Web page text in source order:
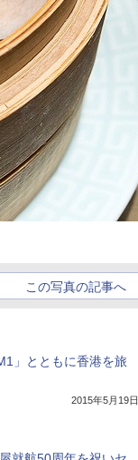
この写真の記事へ
」とともに香港を旅
2015年5月19日